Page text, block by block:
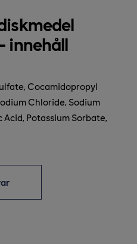
innehåll
Cocamidopropyl
Chloride, Sodium
Potassium Sorbate,